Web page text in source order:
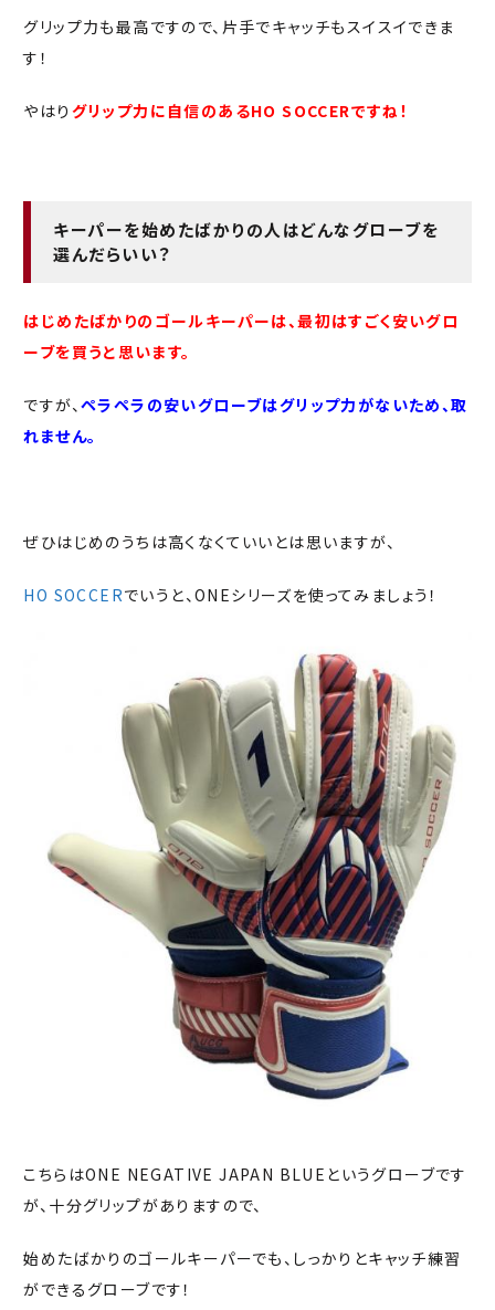
グリップ力も最高ですので、片手でキャッチもスイスイできま
す！
やはり グリップ力に自信のあるHO SOCCERですね！
キーパーを始めたばかりの人はどんなグローブを
選んだらいい？
はじめたばかりのゴールキーパーは、最初はすごく安いグロ
ーブを買うと思います。
ですが、ペラペラの安いグローブはグリップ力がないため、取
れません。
ぜひはじめのうちは高くなくていいとは思いますが、
HO SOCCERでいうと、ONEシリーズを使ってみましょう！
こちらはONE NEGATIVE JAPAN BLUEというグローブです
が、十分グリップがありますので、
始めたばかりのゴールキーパーでも、しっかりとキャッチ練習
ができるグローブです！